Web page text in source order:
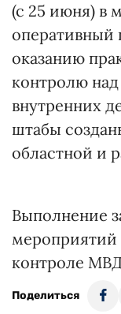
(с 25 июня) в
оперативный
оказанию
контролю над
внутренних
штабы
областной и
Выполнение
мероприятий
контроле
Поделиться